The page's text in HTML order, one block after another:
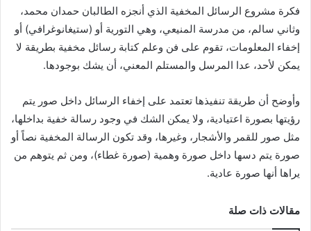
فكرة مشروع الرسائل المخفية الذي أنجزه الطالبان حمدان محمد،
وثاني سالم، من مدرسة المنيعي، وهي التورية أو (ستيغانوغرافي) أو
إخفاء المعلومات‏، تقوم على فن وعلم كتابة رسائل مخفية بطريقة لا
يمكن لأحد، عدا المرسل والمستلم المعني، أن يشك بوجودها.
وأوضح أن طريقة تنفيذها تعتمد على إخفاء الرسائل داخل صور يتم
رؤيتها بصورة اعتيادية، ولا يمكن الشك في وجود رسالة خفية بداخلها،
مثل صور للقمر والأشجار، وغيرها، وقد تكون الرسالة المخفية نصاً أو
صورة يتم دسها داخل صورة وهمية (صورة غطاء)، ومن ثم يتوهم من
يراها أنها صورة عادية.
مقالات ذات صلة